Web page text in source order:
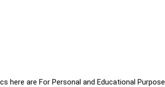
here are For Personal and Educational Purpose